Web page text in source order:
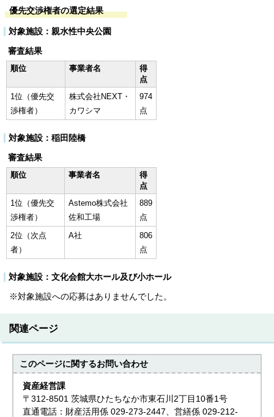
優先交渉権者の選定結果
対象施設：親水性中央公園
審査結果
順位
事業者名
得
点
1位（優先交
渉権者）
株式会社NEXT・
カワシマ
974
点
対象施設：稲田陸橋
審査結果
順位
事業者名
得
点
1位（優先交
渉権者）
Astemo株式会社
佐和工場
889
点
2位（次点
者）
A社
806
点
対象施設：文化会館大ホール及び小ホール
※対象施設への応募はありませんでした。
関連ページ
このページに関するお問い合わせ
資産経営課
〒312-8501 茨城県ひたちなか市東石川2丁目10番1号
直通電話：財産活用係 029-273-2447、営繕係 029-212-